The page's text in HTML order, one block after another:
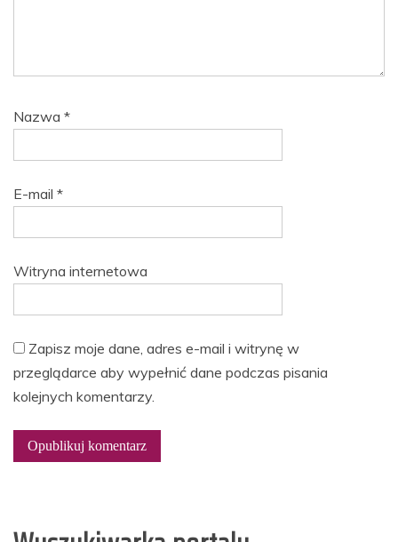
Nazwa *
E-mail *
Witryna internetowa
Zapisz moje dane, adres e-mail i witrynę w
przeglądarce aby wypełnić dane podczas pisania
kolejnych komentarzy.